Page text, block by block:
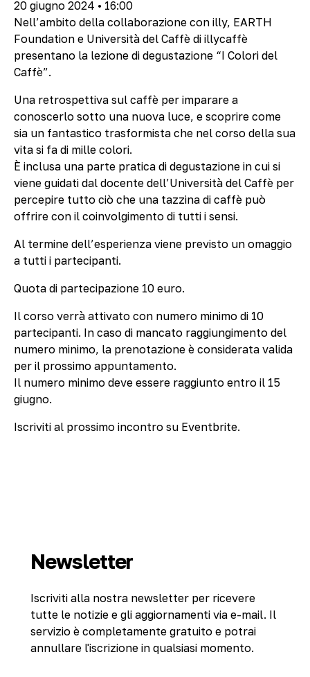
20 giugno 2024 • 16:00
Nell’ambito della collaborazione con illy, EARTH
Foundation e Università del Caffè di illycaffè
presentano la lezione di degustazione “I Colori del
Caffè”.
Una retrospettiva sul caffè per imparare a
conoscerlo sotto una nuova luce, e scoprire come
sia un fantastico trasformista che nel corso della sua
vita si fa di mille colori.
È inclusa una parte pratica di degustazione in cui si
viene guidati dal docente dell’Università del Caffè per
percepire tutto ciò che una tazzina di caffè può
offrire con il coinvolgimento di tutti i sensi.
Al termine dell’esperienza viene previsto un omaggio
a tutti i partecipanti.
Quota di partecipazione 10 euro.
Il corso verrà attivato con numero minimo di 10
partecipanti. In caso di mancato raggiungimento del
numero minimo, la prenotazione è considerata valida
per il prossimo appuntamento.
Il numero minimo deve essere raggiunto entro il 15
giugno.
Iscriviti al prossimo incontro su Eventbrite.
Newsletter
Iscriviti alla nostra newsletter per ricevere
tutte le notizie e gli aggiornamenti via e-mail. Il
servizio è completamente gratuito e potrai
annullare l'iscrizione in qualsiasi momento.